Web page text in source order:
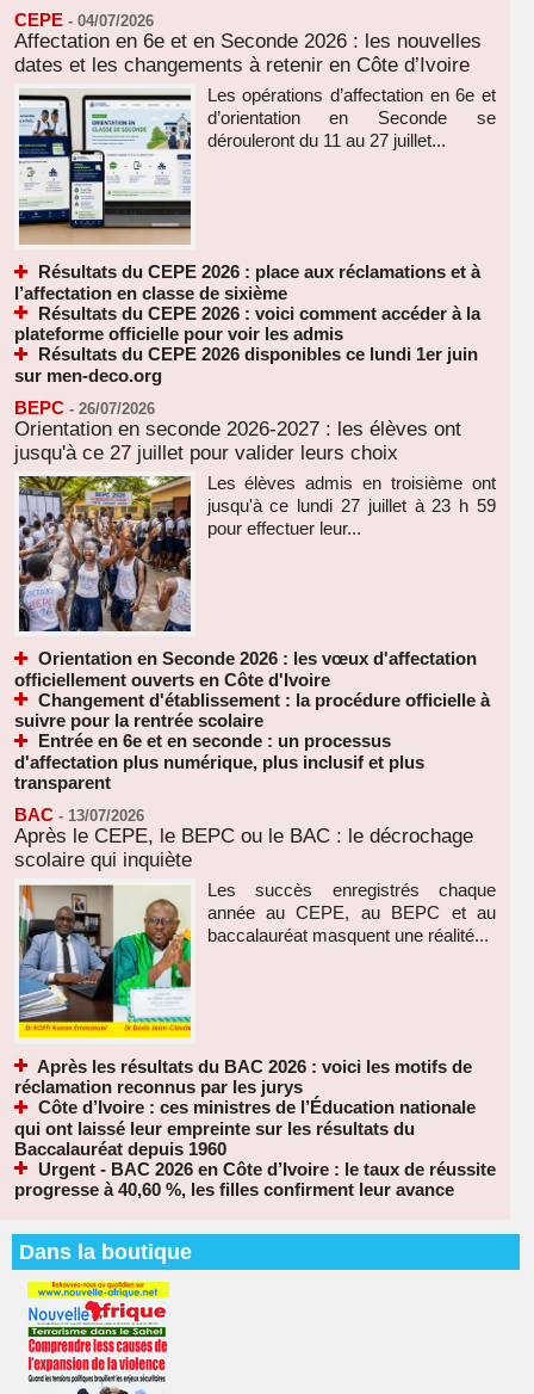
CEPE - 04/07/2026
Affectation en 6e et en Seconde 2026 : les nouvelles
dates et les changements à retenir en Côte d’Ivoire
Les opérations d’affectation en 6e et
d’orientation en Seconde se
dérouleront du 11 au 27 juillet...
Résultats du CEPE 2026 : place aux réclamations et à
l’affectation en classe de sixième
Résultats du CEPE 2026 : voici comment accéder à la
plateforme officielle pour voir les admis
Résultats du CEPE 2026 disponibles ce lundi 1er juin
sur men-deco.org
BEPC - 26/07/2026
Orientation en seconde 2026-2027 : les élèves ont
jusqu'à ce 27 juillet pour valider leurs choix
Les élèves admis en troisième ont
jusqu'à ce lundi 27 juillet à 23 h 59
pour effectuer leur...
Orientation en Seconde 2026 : les vœux d'affectation
officiellement ouverts en Côte d'Ivoire
Changement d'établissement : la procédure officielle à
suivre pour la rentrée scolaire
Entrée en 6e et en seconde : un processus
d'affectation plus numérique, plus inclusif et plus
transparent
BAC - 13/07/2026
Après le CEPE, le BEPC ou le BAC : le décrochage
scolaire qui inquiète
Les succès enregistrés chaque
année au CEPE, au BEPC et au
baccalauréat masquent une réalité...
Après les résultats du BAC 2026 : voici les motifs de
réclamation reconnus par les jurys
Côte d’Ivoire : ces ministres de l’Éducation nationale
qui ont laissé leur empreinte sur les résultats du
Baccalauréat depuis 1960
Urgent - BAC 2026 en Côte d’Ivoire : le taux de réussite
progresse à 40,60 %, les filles confirment leur avance
Dans la boutique